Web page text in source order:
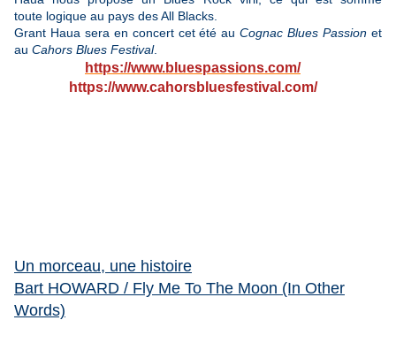
toute logique au pays des All Blacks.
Grant Haua sera en concert cet été auCognac Blues Passion et
au Cahors Blues Festival.
https://www.bluespassions.com/
https://www.cahorsbluesfestival.com/
Un morceau, une histoire
Bart HOWARD / Fly Me To The Moon (In Other
Words)